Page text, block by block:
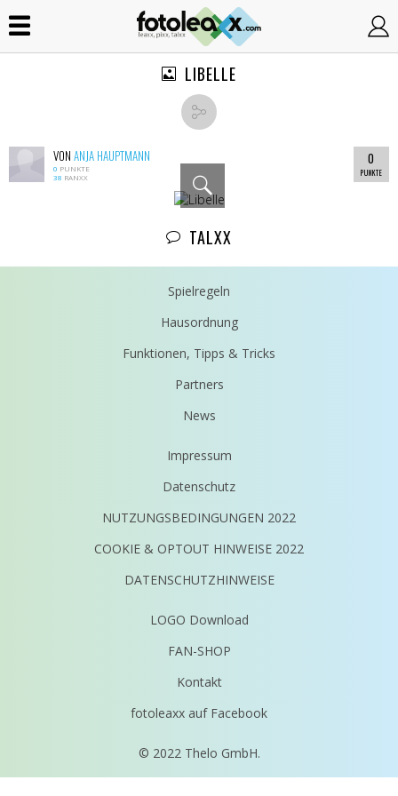
LIBELLE
VON ANJA HAUPTMANN
0 PUNKTE
38 RANXX
0
PUNKTE
TALXX
Spielregeln
Hausordnung
Funktionen, Tipps & Tricks
Partners
News
Impressum
Datenschutz
NUTZUNGSBEDINGUNGEN 2022
COOKIE & OPTOUT HINWEISE 2022
DATENSCHUTZHINWEISE
LOGO Download
FAN-SHOP
Kontakt
fotoleaxx auf Facebook
© 2022 Thelo GmbH.